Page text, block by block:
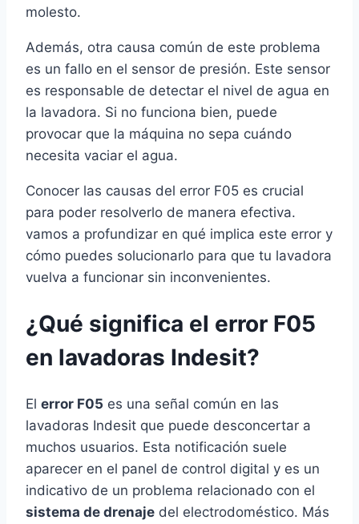
molesto.
Además, otra causa común de este problema
es un fallo en el sensor de presión. Este sensor
es responsable de detectar el nivel de agua en
la lavadora. Si no funciona bien, puede
provocar que la máquina no sepa cuándo
necesita vaciar el agua.
Conocer las causas del error F05 es crucial
para poder resolverlo de manera efectiva.
vamos a profundizar en qué implica este error y
cómo puedes solucionarlo para que tu lavadora
vuelva a funcionar sin inconvenientes.
¿Qué significa el error F05
en lavadoras Indesit?
El error F05 es una señal común en las
lavadoras Indesit que puede desconcertar a
muchos usuarios. Esta notificación suele
aparecer en el panel de control digital y es un
indicativo de un problema relacionado con el
sistema de drenaje del electrodoméstico. Más